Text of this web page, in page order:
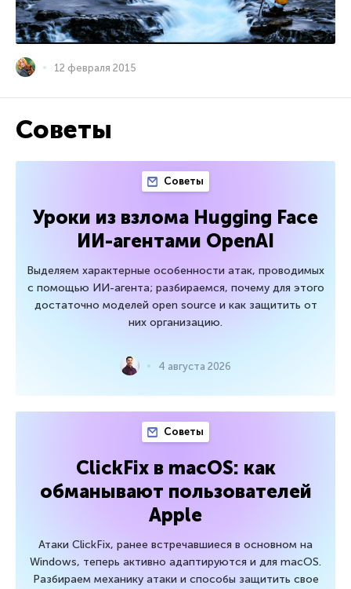
12 февраля 2015
Советы
Советы
Уроки из взлома Hugging Face
ИИ-агентами OpenAI
Выделяем характерные особенности атак, проводимых
с помощью ИИ-агента; разбираемся, почему для этого
достаточно моделей open source и как защитить от
них организацию.
4 августа 2026
Советы
ClickFix в macOS: как
обманывают пользователей
Apple
Атаки ClickFix, ранее встречавшиеся в основном на
Windows, теперь активно адаптируются и для macOS.
Разбираем механику атаки и способы защитить свое